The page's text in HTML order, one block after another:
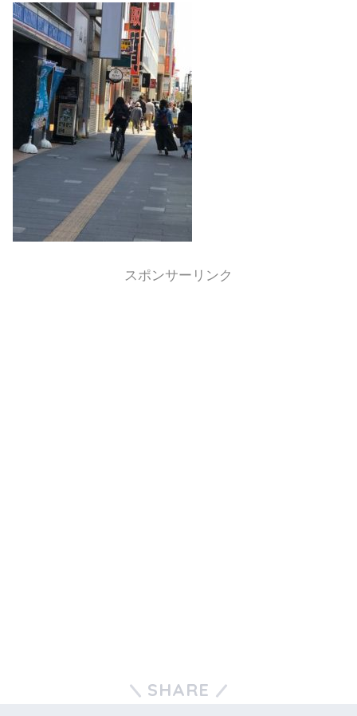
スポンサーリンク
SHARE